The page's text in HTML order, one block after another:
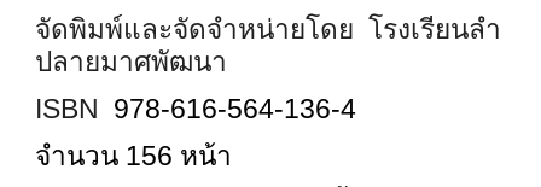
จัดพิมพ์และจัดจำหน่ายโดย โรงเรียนลำ
ปลายมาศพัฒนา
ISBN 978-616-564-136-4
จำนวน 156 หน้า